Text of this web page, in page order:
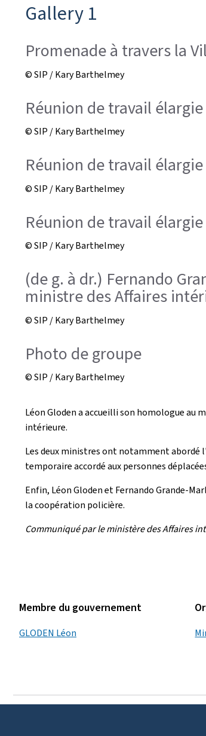
Gallery 1
Promenade à travers la
© SIP / Kary Barthelmey
Réunion de travail
© SIP / Kary Barthelmey
Réunion de travail
© SIP / Kary Barthelmey
Réunion de travail
© SIP / Kary Barthelmey
(de g. à dr.) Fernando
ministre des Affaires
© SIP / Kary Barthelmey
Photo de groupe
© SIP / Kary Barthelmey
Léon Gloden a accueilli son homologue au
intérieure.
Les deux ministres ont notamment abordé
temporaire accordé aux personnes
Enfin, Léon Gloden et Fernando Grande-
la coopération policière.
Communiqué par le ministère des Affaires
Membre du gouvernement
GLODEN Léon